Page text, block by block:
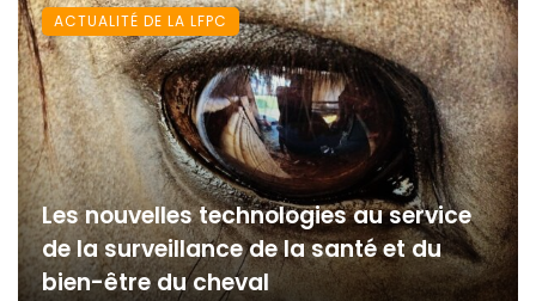
Les nouvelles technologies au service
de la surveillance de la santé et du
bien-être du cheval
ACTUALITÉ DE LA LFPC